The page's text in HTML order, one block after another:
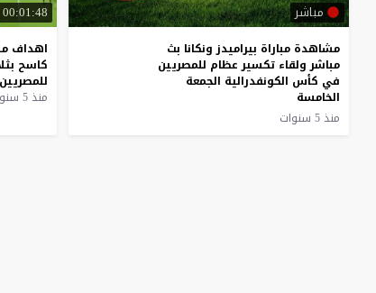
مباشر
مشاهدة مباراة بيراميدز ونكانا بث
مباشر ولقاء تكسير عظام للمصريين
في كأس الكونفدرالية الجمعة
الخامسة
منذ 5 سنوات
00:01:48
اهداف
كاسح
للمصريين
منذ 5 سنوات